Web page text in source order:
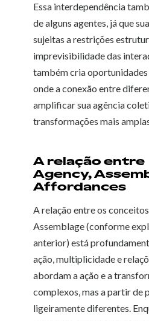
Essa interdependência
de alguns agentes, já que
sujeitas a restrições
imprevisibilidade das
também cria
onde a conexão entre
amplificar sua agência
transformações mais
A relação entre
Agency,
Affordances
A relação entre os
Assemblage (conforme
anterior) está
ação, multiplicidade e
abordam a ação e a
complexos, mas a partir de
ligeiramente diferentes.